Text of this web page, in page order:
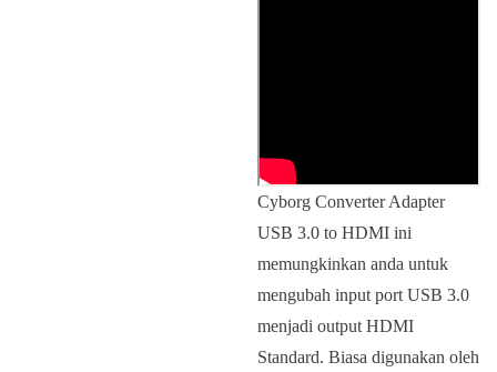
Cyborg Converter Adapter
USB 3.0 to HDMI ini
memungkinkan anda untuk
mengubah input port USB 3.0
menjadi output HDMI
Standard. Biasa digunakan oleh